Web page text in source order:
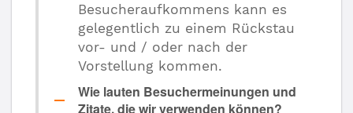
Besucheraufkommens kann es
gelegentlich zu einem Rückstau
vor- und / oder nach der
Vorstellung kommen.
Wie lauten Besuchermeinungen und
Zitate, die wir verwenden können?